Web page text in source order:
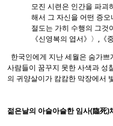
모진 시련은 인간을 파괴
해서 그 자신을 어떤 증
절도는 가히 수행의 그것
《신영복의 엽서》〉,
한국인에게 지난 세월은 숨가
사람들이 꿈꾸지 못한 사색과 성
의 귀양살이가 캄캄한 막장에서
젊은날의 아슬아슬한 임사(臨死)